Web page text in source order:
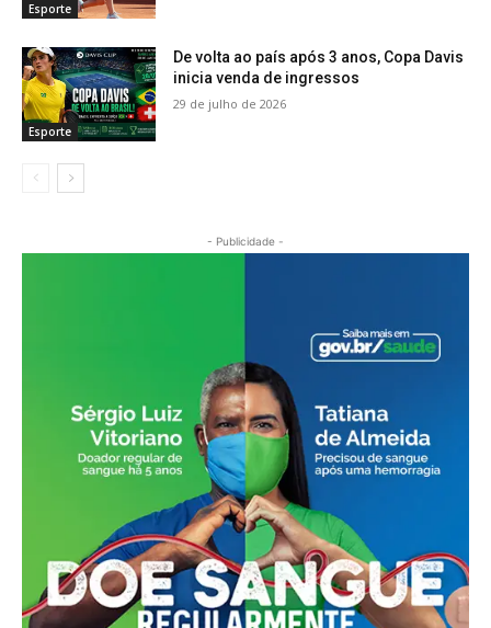
Esporte
Esporte
De volta ao país após 3 anos, Copa Davis
inicia venda de ingressos
29 de julho de 2026
- Publicidade -